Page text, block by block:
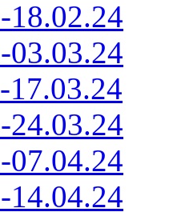
18.02.24
03.03.24
17.03.24
24.03.24
07.04.24
14.04.24